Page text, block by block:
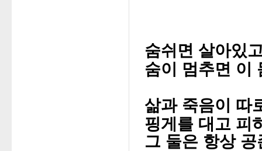
숨쉬면 살아있
숨이 멈추면 이
삶과 죽음이 따
핑게를 대고 피
그 둘은 항상